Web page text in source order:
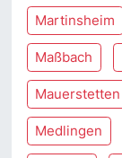
Martinsheim
Maßbach
Mauerstetten
Medlingen